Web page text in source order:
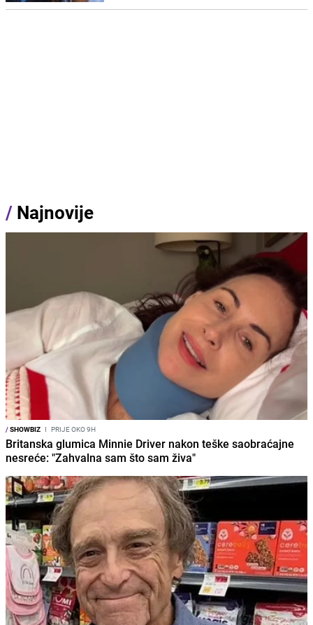
/ Najnovije
/SHOWBIZ I PRIJE OKO 9H
Britanska glumica Minnie Driver nakon teške saobraćajne
nesreće: "Zahvalna sam što sam živa"